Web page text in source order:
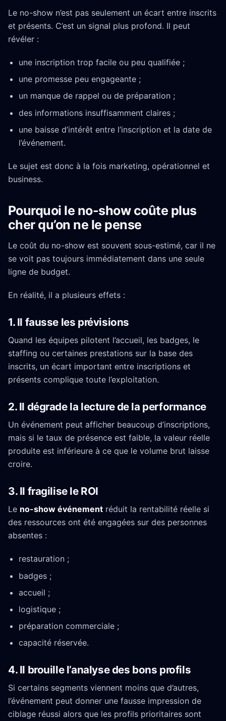
Le no-show n’est pas seulement un écart entre inscrits
et présents. C’est un signal plus profond. Il peut
révéler :
une inscription trop facile ou peu qualifiée ;
une promesse peu engageante ;
un manque de rappel ou de préparation ;
des informations insuffisamment claires ;
une baisse d’intérêt entre l’inscription et la date de
l’événement.
Le sujet est donc à la fois marketing, opérationnel et
business.
Pourquoi le no-show coûte plus
cher qu’on ne le pense
Le coût du no-show est souvent sous-estimé, car il ne
se voit pas toujours immédiatement dans une seule
ligne de budget.
En réalité, il a plusieurs effets :
1. Il fausse les prévisions
Quand les équipes pilotent l’accueil, les badges, le
staffing ou certaines prestations sur la base des
inscrits, un écart important entre inscriptions et
présents complique toute l’exploitation.
2. Il dégrade la lecture de la performance
Un événement peut afficher beaucoup d’inscriptions,
mais si le taux de présence est faible, la valeur réelle
produite est inférieure à ce que le volume brut laisse
croire.
3. Il fragilise le ROI
Le no-show événement réduit la rentabilité réelle si
des ressources ont été engagées sur des personnes
absentes :
restauration ;
badges ;
accueil ;
logistique ;
préparation commerciale ;
capacité réservée.
4. Il brouille l’analyse des bons profils
Si certains segments viennent moins que d’autres,
l’événement peut donner une fausse impression de
ciblage réussi alors que les profils prioritaires sont